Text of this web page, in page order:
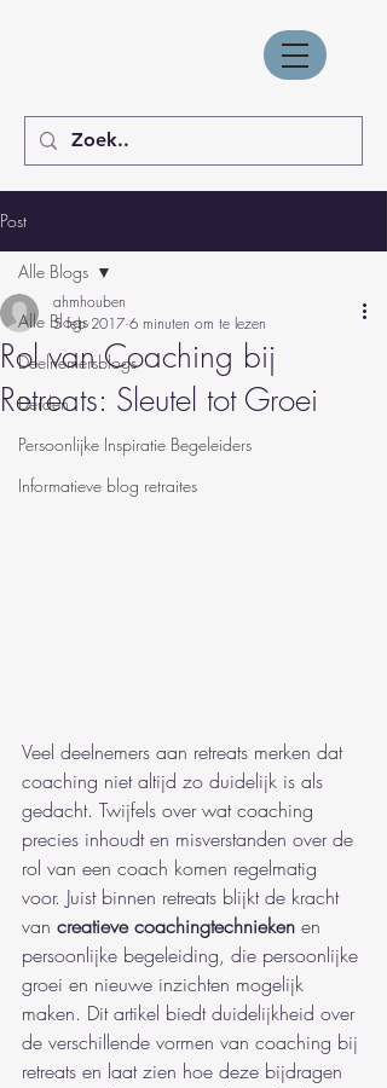
Post
Alle Blogs
Deelnemersblogs
Derden
Persoonlijke Inspiratie Begeleiders
Informatieve blog retraites
Alle Blogs
Rol van Coaching bij
Retreats: Sleutel tot Groei
ahmhouben
5 feb 2017 6 minuten om te lezen
Veel deelnemers aan retreats merken dat
coaching niet altijd zo duidelijk is als
gedacht. Twijfels over wat coaching
precies inhoudt en misverstanden over de
rol van een coach komen regelmatig
voor. Juist binnen retreats blijkt de kracht
van creatieve coachingtechnieken en
persoonlijke begeleiding, die persoonlijke
groei en nieuwe inzichten mogelijk
maken. Dit artikel biedt duidelijkheid over
de verschillende vormen van coaching bij
retreats en laat zien hoe deze bijdragen